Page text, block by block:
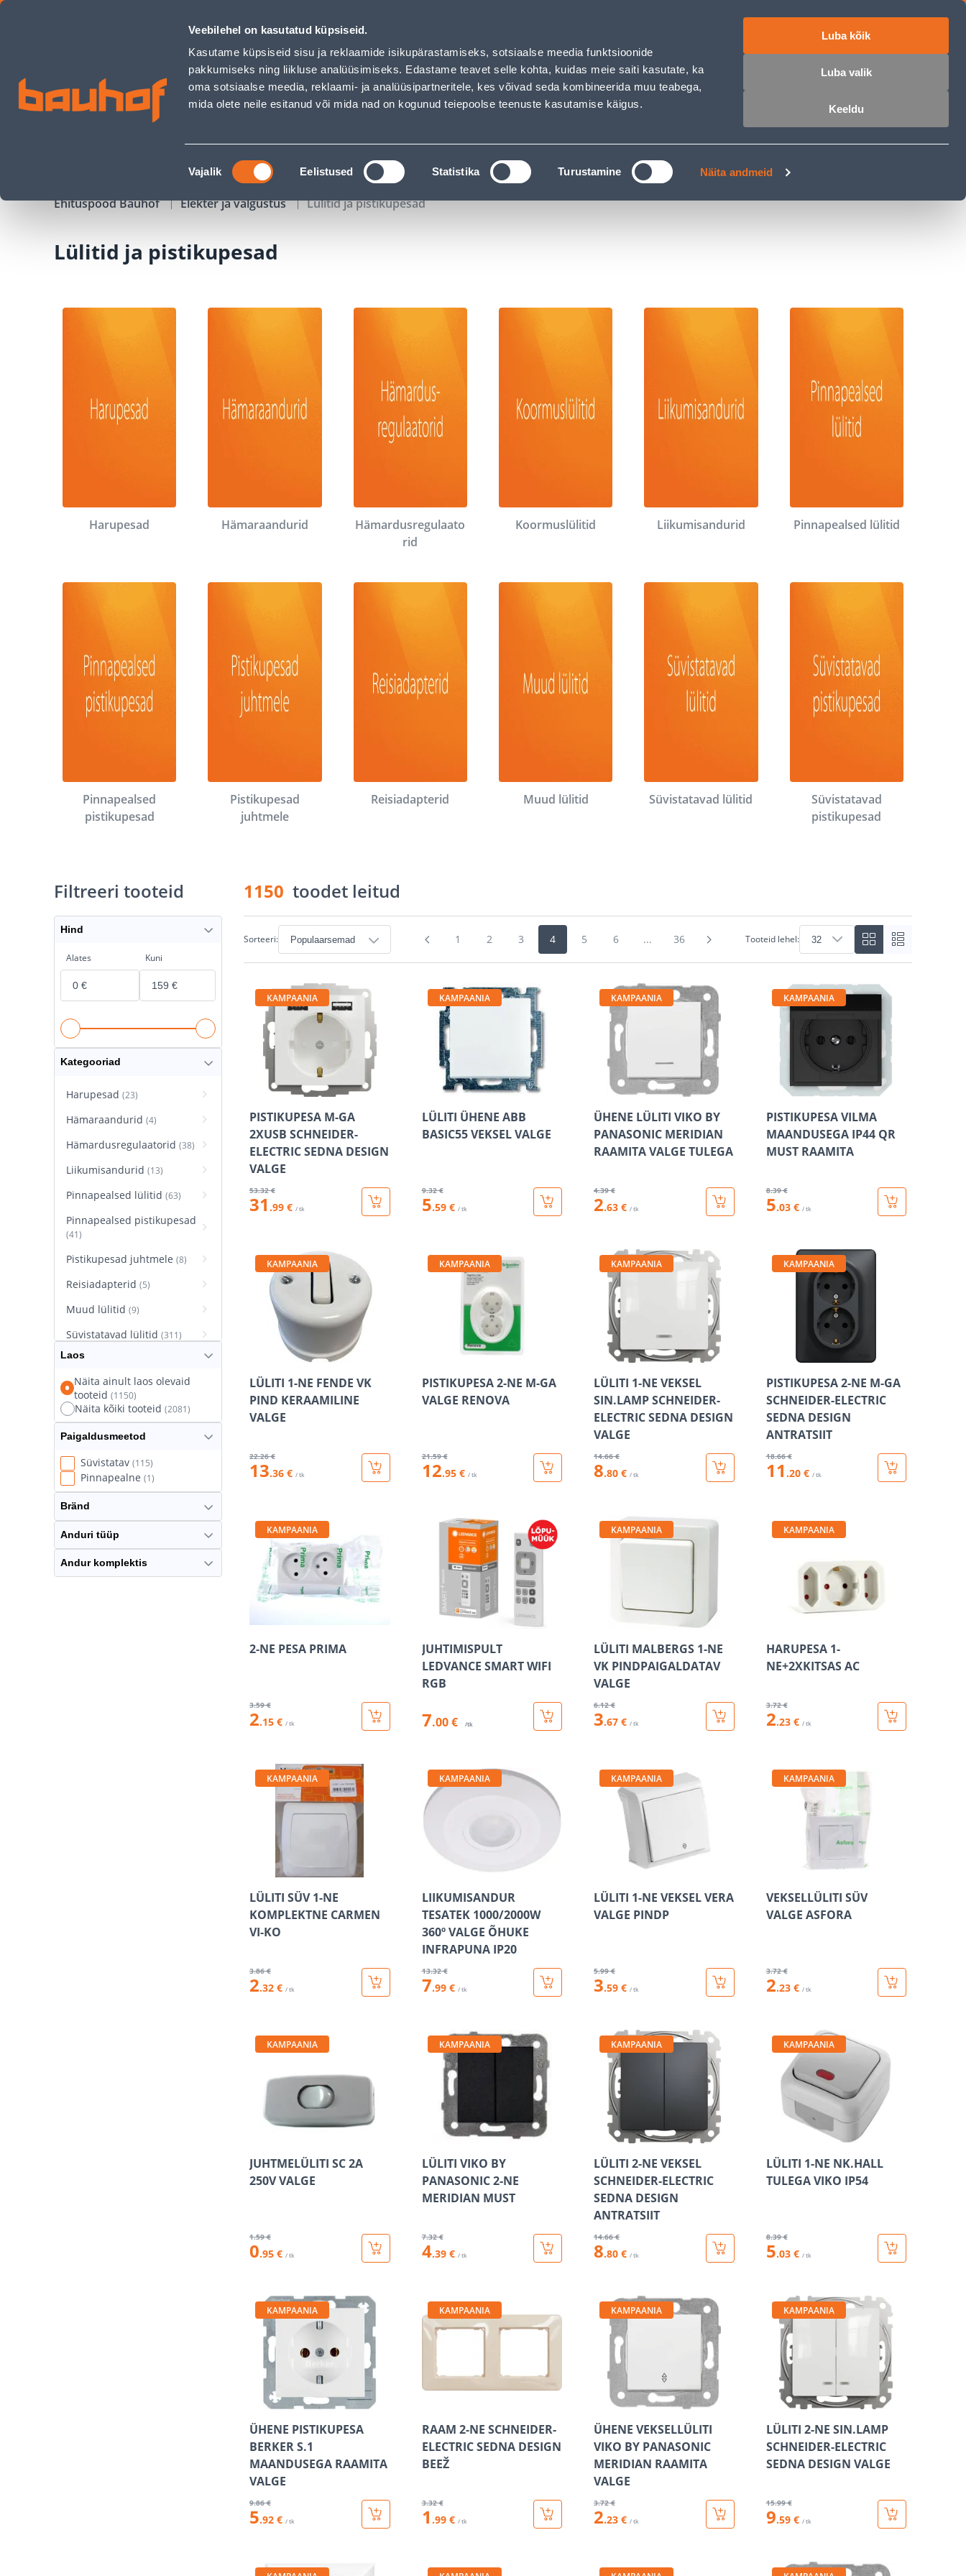
Veebilehel on kasutatud küpsiseid.
Kasutame küpsiseid sisu ja reklaamide isikupärastamiseks, sotsiaalse meedia funktsioonide
pakkumiseks ning liikluse analüüsimiseks. Edastame teavet selle kohta, kuidas meie saiti kasutate, ka
oma sotsiaalse meedia, reklaami- ja analüüsipartneritele, kes võivad seda kombineerida muu teabega,
mida olete neile esitanud või mida nad on kogunud teiepoolse teenuste kasutamise käigus.
Nõusoleku
valik
Vajalik Eelistused Statistika Turustamine Näita andmeid
Luba kõik
Luba valik
Keeldu
Lülitid ja pistikupesad - Bauhof has loaded
Äriklienditeenindus Klienditeenindus Teenused Karjäärileht
OTSI Logi sisse
KAMPAANIAD KATALOOGID TÖÖRIISTALAENUTUS JÄRELMAKS
Ehituspood Bauhof Elekter ja valgustus Lülitid ja pistikupesad
Lülitid ja pistikupesad
Harupesad Hämaraandurid
Hämardusregulaato
rid
Koormuslülitid Liikumisandurid Pinnapealsed lülitid
Pinnapealsed
pistikupesad
Pistikupesad
juhtmele
Reisiadapterid Muud lülitid Süvistatavad lülitid
Süvistatavad
pistikupesad
1150 toodet leitud
Sorteeri: 1 2 3 4 5 6 ... 36 Tooteid lehel:
KAMPAANIA
PISTIKUPESA M-GA
2XUSB SCHNEIDER-
ELECTRIC SEDNA DESIGN
VALGE
53.32 €
31 .99 € / tk
KAMPAANIA
LÜLITI ÜHENE ABB
BASIC55 VEKSEL VALGE
9.32 €
5.59 € / tk
KAMPAANIA
ÜHENE LÜLITI VIKO BY
PANASONIC MERIDIAN
RAAMITA VALGE TULEGA
4.39 €
2.63 € / tk
KAMPAANIA
PISTIKUPESA VILMA
MAANDUSEGA IP44 QR
MUST RAAMITA
8.39 €
5.03 € / tk
KAMPAANIA
LÜLITI 1-NE FENDE VK
PIND KERAAMILINE
VALGE
22.26 €
13.36 € / tk
KAMPAANIA
PISTIKUPESA 2-NE M-GA
VALGE RENOVA
21.59 €
12.95 € / tk
KAMPAANIA
LÜLITI 1-NE VEKSEL
SIN.LAMP SCHNEIDER-
ELECTRIC SEDNA DESIGN
VALGE
14.66 €
8.80 € / tk
KAMPAANIA
PISTIKUPESA 2-NE M-GA
SCHNEIDER-ELECTRIC
SEDNA DESIGN
ANTRATSIIT
18.66 €
11 .20 € / tk
KAMPAANIA
2-NE PESA PRIMA
3.59 €
2.15 € / tk
JUHTIMISPULT
LEDVANCE SMART WIFI
RGB
7.00 € /tk
KAMPAANIA
LÜLITI MALBERGS 1-NE
VK PINDPAIGALDATAV
VALGE
6.12 €
3.67 € / tk
KAMPAANIA
HARUPESA 1-
NE+2XKITSAS AC
3.72 €
2.23 € / tk
KAMPAANIA
LÜLITI SÜV 1-NE
KOMPLEKTNE CARMEN
VI-KO
3.86 €
2.32 € / tk
KAMPAANIA
LIIKUMISANDUR
TESATEK 1000/2000W
360º VALGE ÕHUKE
INFRAPUNA IP20
13.32 €
7.99 € / tk
KAMPAANIA
LÜLITI 1-NE VEKSEL VERA
VALGE PINDP
5.99 €
3.59 € / tk
KAMPAANIA
VEKSELLÜLITI SÜV
VALGE ASFORA
3.72 €
2.23 € / tk
KAMPAANIA
JUHTMELÜLITI SC 2A
250V VALGE
1.59 €
0.95 € / tk
KAMPAANIA
LÜLITI VIKO BY
PANASONIC 2-NE
MERIDIAN MUST
7.32 €
4.39 € / tk
KAMPAANIA
LÜLITI 2-NE VEKSEL
SCHNEIDER-ELECTRIC
SEDNA DESIGN
ANTRATSIIT
14.66 €
8.80 € / tk
KAMPAANIA
LÜLITI 1-NE NK.HALL
TULEGA VIKO IP54
8.39 €
5.03 € / tk
KAMPAANIA
ÜHENE PISTIKUPESA
BERKER S.1
MAANDUSEGA RAAMITA
VALGE
9.86 €
5.92 € / tk
KAMPAANIA
RAAM 2-NE SCHNEIDER-
ELECTRIC SEDNA DESIGN
BEEŽ
3.32 €
1 .99 € / tk
KAMPAANIA
ÜHENE VEKSELLÜLITI
VIKO BY PANASONIC
MERIDIAN RAAMITA
VALGE
3.72 €
2.23 € / tk
KAMPAANIA
LÜLITI 2-NE SIN.LAMP
SCHNEIDER-ELECTRIC
SEDNA DESIGN VALGE
15.99 €
9.59 € / tk
Filtreeri tooteid
Hind
Alates Kuni
Kategooriad
Harupesad (23)
Hämaraandurid (4)
Hämardusregulaatorid (38)
Liikumisandurid (13)
Pinnapealsed lülitid (63)
Pinnapealsed pistikupesad
(41)
Pistikupesad juhtmele (8)
Reisiadapterid (5)
Muud lülitid (9)
Süvistatavad lülitid (311)
Süvistatavad pistikupesad
Termostaatlülitid
Laos
Näita ainult laos olevaid
tooteid (1150)
Näita kõiki tooteid (2081)
Paigaldusmeetod
Süvistatav (115)
Pinnapealne (1)
Bränd
Anduri tüüp
Andur komplektis